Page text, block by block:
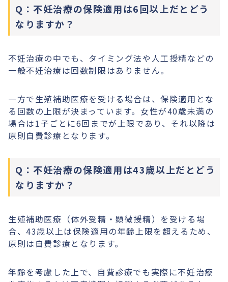
Q：不妊治療の保険適用は6回以上だとどう
なりますか？
不妊治療の中でも、タイミング法や人工授精などの
一般不妊治療は回数制限はありません。
一方で生殖補助医療を受ける場合は、保険適用とな
る回数の上限が決まっています。女性が40歳未満の
場合は1子ごとに6回までが上限であり、それ以降は
原則自費診療となります。
Q：不妊治療の保険適用は43歳以上だとどう
なりますか？
生殖補助医療（体外受精・顕微授精）を受ける場
合、43歳以上は保険適用の年齢上限を超えるため、
原則は自費診療となります。
年齢を考慮した上で、自費診療でも実際に不妊治療